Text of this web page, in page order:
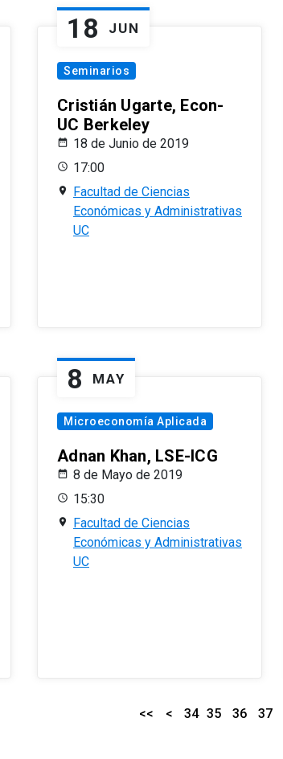
18 JUN
Seminarios
Cristián Ugarte, Econ-
UC Berkeley
18 de Junio de 2019
17:00
Facultad de Ciencias
Económicas y Administrativas
UC
8 MAY
Microeconomía Aplicada
Adnan Khan, LSE-ICG
8 de Mayo de 2019
15:30
Facultad de Ciencias
Económicas y Administrativas
UC
<< < 34 35 36 37